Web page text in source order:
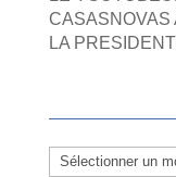
CASASNOVAS
LA
Archives